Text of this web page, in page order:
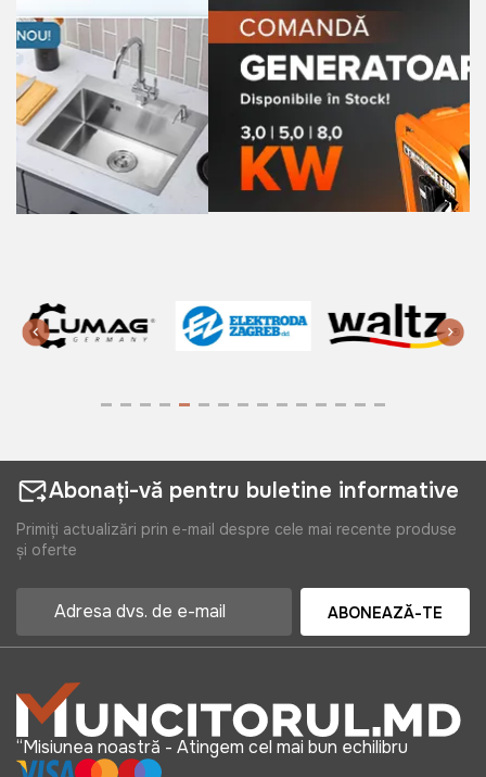
Abonați-vă pentru buletine informative
Primiți actualizări prin e-mail despre cele mai recente produse
și oferte
ABONEAZĂ-TE
“Misiunea noastră - Atingem cel mai bun echilibru